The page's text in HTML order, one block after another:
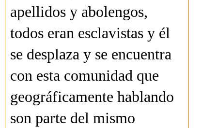
apellidos y abolengos,
todos eran esclavistas y él
se desplaza y se encuentra
con esta comunidad que
geográficamente hablando
son parte del mismo